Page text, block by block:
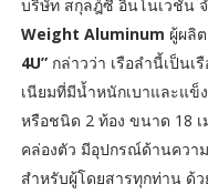
บริษัท สกุลฎ์ซี อินโนเวชั่น
Weight Aluminum ผู้ผลิ
4U” กล่าวว่า เรือลำนี้เป็น
เนียมที่มีน้ำหนักเบาและแข็
หรือชนิด 2 ท้อง ขนาด 18
คล่องตัว มีอุปกรณ์ด้านควา
สำหรับผู้โดยสารทุกท่าน ด้